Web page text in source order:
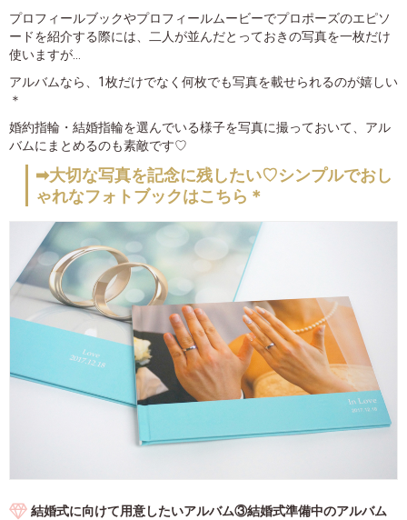
プロフィールブックやプロフィールムービーでプロポーズのエピソ
ードを紹介する際には、二人が並んだとっておきの写真を一枚だけ
使いますが…
アルバムなら、1枚だけでなく何枚でも写真を載せられるのが嬉しい
＊
婚約指輪・結婚指輪を選んでいる様子を写真に撮っておいて、アル
バムにまとめるのも素敵です♡
➡大切な写真を記念に残したい♡シンプルでおし
ゃれなフォトブックはこちら＊
結婚式に向けて用意したいアルバム③結婚式準備中のアルバム